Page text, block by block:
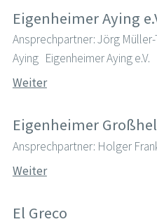
Eigenheimer Aying
Ansprechpartner: Jörg
Aying Eigenheimer Aying e.V.
Weiter
Eigenheimer
Ansprechpartner: Holger
Weiter
El Greco